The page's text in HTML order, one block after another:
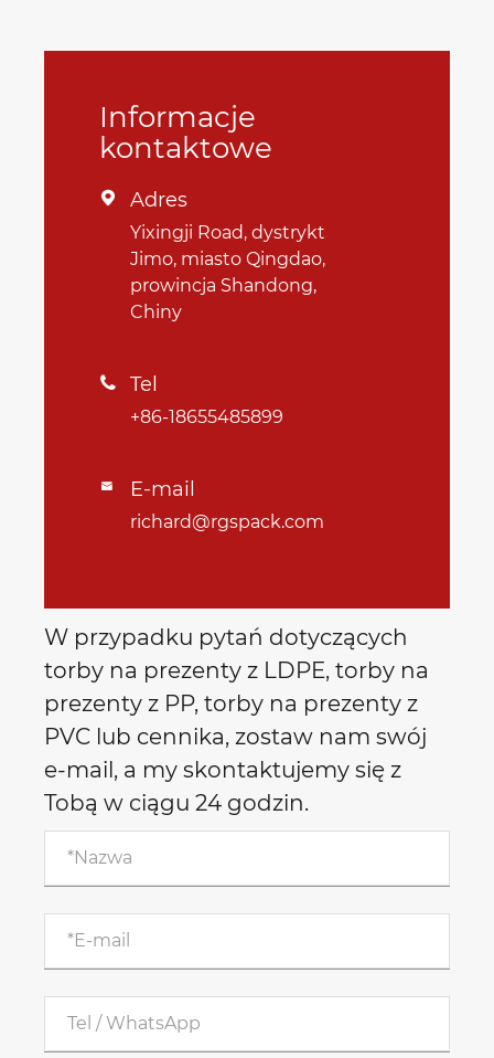
Informacje
kontaktowe
 Adres
Yixingji Road, dystrykt
Jimo, miasto Qingdao,
prowincja Shandong,
Chiny
 Tel
+86-18655485899
 E-mail
richard@rgspack.com
W przypadku pytań dotyczących
torby na prezenty z LDPE, torby na
prezenty z PP, torby na prezenty z
PVC lub cennika, zostaw nam swój
e-mail, a my skontaktujemy się z
Tobą w ciągu 24 godzin.